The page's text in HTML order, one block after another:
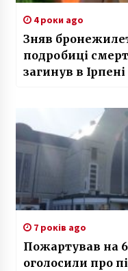
4 роки ago
Зняв
подробиці
загинув в Ірпені
7 років ago
Пожартував на
оголосили про